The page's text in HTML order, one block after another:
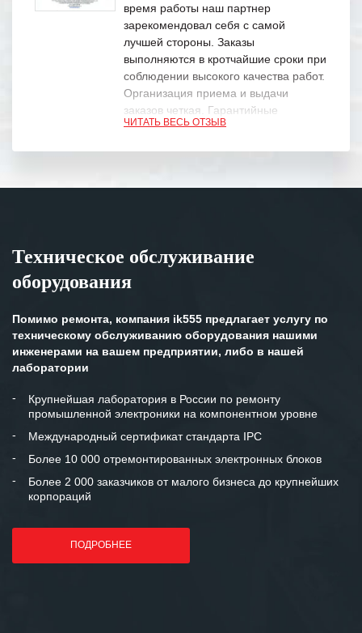
время работы наш партнер
зарекомендовал себя с самой
лучшей стороны. Заказы
выполняются в кротчайшие сроки при
соблюдении высокого качества работ.
Организация приема и выдачи
заказов четкая. Гарантийные
обязательства выполняются в
Особенно хочется отметить высокую
клиентоориентированность
готовность помочь в самых сложных
Мы высоко ценим сложившиеся
и доверительные партнерские
отношения и искренне желаем
«Инженерной компании «555» долгих
лет успеха и процветания.
ЧИТАТЬ ВЕСЬ ОТЗЫВ
Техническое обслуживание
оборудования
Помимо ремонта, компания ik555 предлагает услугу по
техническому обслуживанию оборудования нашими
инженерами на вашем предприятии, либо в нашей
лаборатории
Крупнейшая лаборатория в России по ремонту
промышленной электроники на компонентном уровне
Международный сертификат стандарта IPC
Более 10 000 отремонтированных электронных блоков
Более 2 000 заказчиков от малого бизнеса до крупнейших
корпораций
ПОДРОБНЕЕ